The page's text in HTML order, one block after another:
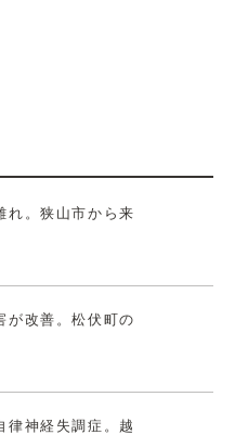
れ。狭山市から来
が改善。松伏町の
律神経失調症。越